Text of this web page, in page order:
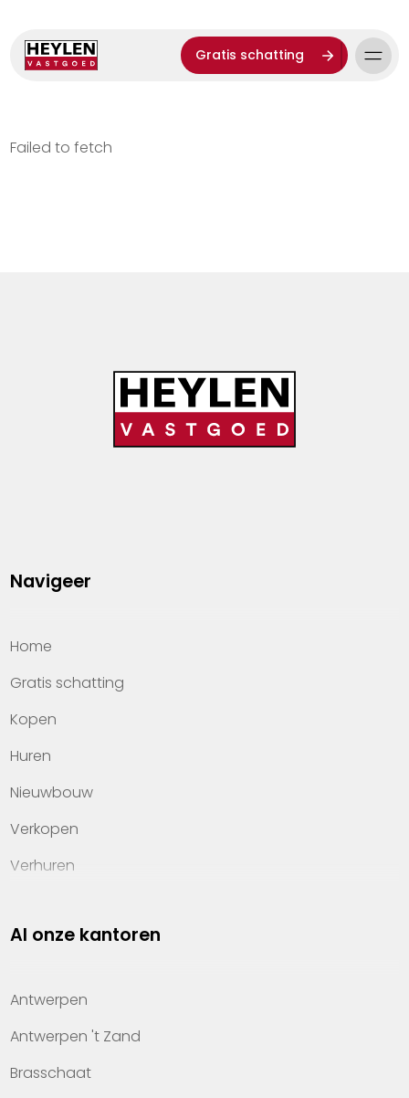
Gratis schatting
Failed to fetch
Navigeer
Home
Gratis schatting
Kopen
Huren
Nieuwbouw
Verkopen
Verhuren
Property management
Kennis van wonen
Kantoren
Veelgestelde vragen
Al onze kantoren
Antwerpen
Antwerpen 't Zand
Brasschaat